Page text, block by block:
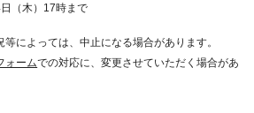
（木）17時まで
によっては、中止になる場合があります。
ォームでの対応に、変更させていただく場合があ